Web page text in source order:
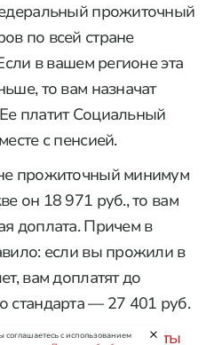
прожиточный
по всей стране
в вашем регионе эта
то вам назначат
платит Социальный
с пенсией.
прожиточный минимум
он 18 971 руб., то вам
доплата. Причем в
если вы прожили в
вам доплатят до
стандарта — 27 401 руб.
региональнуюдоплаты
соглашаетесь с использованием